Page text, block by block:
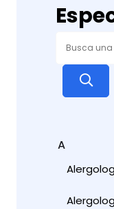
A